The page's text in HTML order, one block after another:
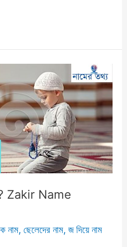
Zakir Name
নাম,ছেলেদের নাম,জ দিয়ে নাম